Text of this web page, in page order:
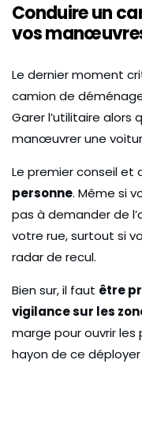
Conduire un
vos
Le dernier moment
camion de
Garer l’utilitaire alors
manœuvrer une
Le premier conseil et
personne. Même si
pas à demander de
votre rue, surtout si
radar de recul.
Bien sur, il faut être
vigilance sur les
marge pour ouvrir
hayon de ce